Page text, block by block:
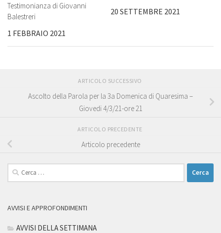
Testimonianza di Giovanni
Balestreri
1 FEBBRAIO 2021
20 SETTEMBRE 2021
ARTICOLO SUCCESSIVO
Ascolto della Parola per la 3a Domenica di Quaresima –
Giovedi 4/3/21-ore 21
ARTICOLO PRECEDENTE
Articolo precedente
Ricerca
per:
AVVISI E APPROFONDIMENTI
AVVISI DELLA SETTIMANA